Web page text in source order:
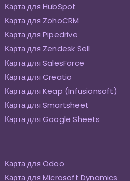
Карта для HubSpot
Карта для ZohoCRM
Карта для Pipedrive
Карта для Zendesk Sell
Карта для SalesForce
Карта для Creatio
Карта для Keap (Infusionsoft)
Карта для Smartsheet
Карта для Google Sheets
Карта для Odoo
Карта для Microsoft Dynamics